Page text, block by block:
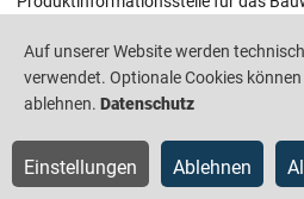
Barrierefreiheit Datenschutz
Auf unserer Website werden
verwendet. Optionale Cookies
ablehnen. Datenschutz
Einstellungen Ablehnen